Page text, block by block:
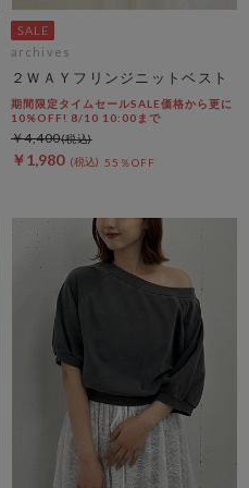
archives
２ＷＡＹフリンジニットベスト
期間限定タイムセールSALE価格から更に
10%OFF! 8/10 10:00まで
￥1,980 55％OFF
￥4,400